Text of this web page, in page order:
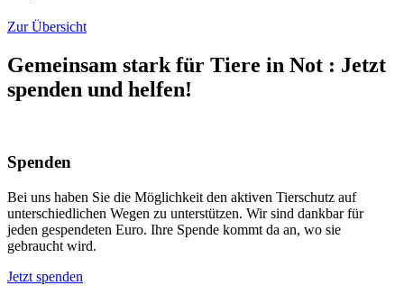
Zur Übersicht
Gemeinsam stark für Tiere in Not : Jetzt
spenden und helfen!
Spenden
Bei uns haben Sie die Möglichkeit den aktiven Tierschutz auf
unterschiedlichen Wegen zu unterstützen. Wir sind dankbar für
jeden gespendeten Euro. Ihre Spende kommt da an, wo sie
gebraucht wird.
Jetzt spenden